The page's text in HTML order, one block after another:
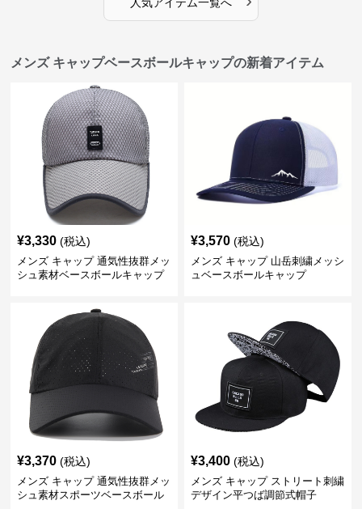
メンズ キャップベースボールキャップの新着アイテム
¥3,330 (税込)
メンズ キャップ 通気性抜群メッ
シュ素材ベースボールキャップ
¥3,570 (税込)
メンズ キャップ 山岳刺繍メッシ
ュベースボールキャップ
¥3,370 (税込)
メンズ キャップ 通気性抜群メッ
シュ素材スポーツベースボール
¥3,400 (税込)
メンズ キャップ ストリート刺繍
デザイン平つば調節式帽子